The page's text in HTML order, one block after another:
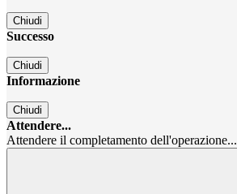
Chiudi
Successo
Chiudi
Informazione
Chiudi
Attendere...
Attendere il completamento dell'operazione...